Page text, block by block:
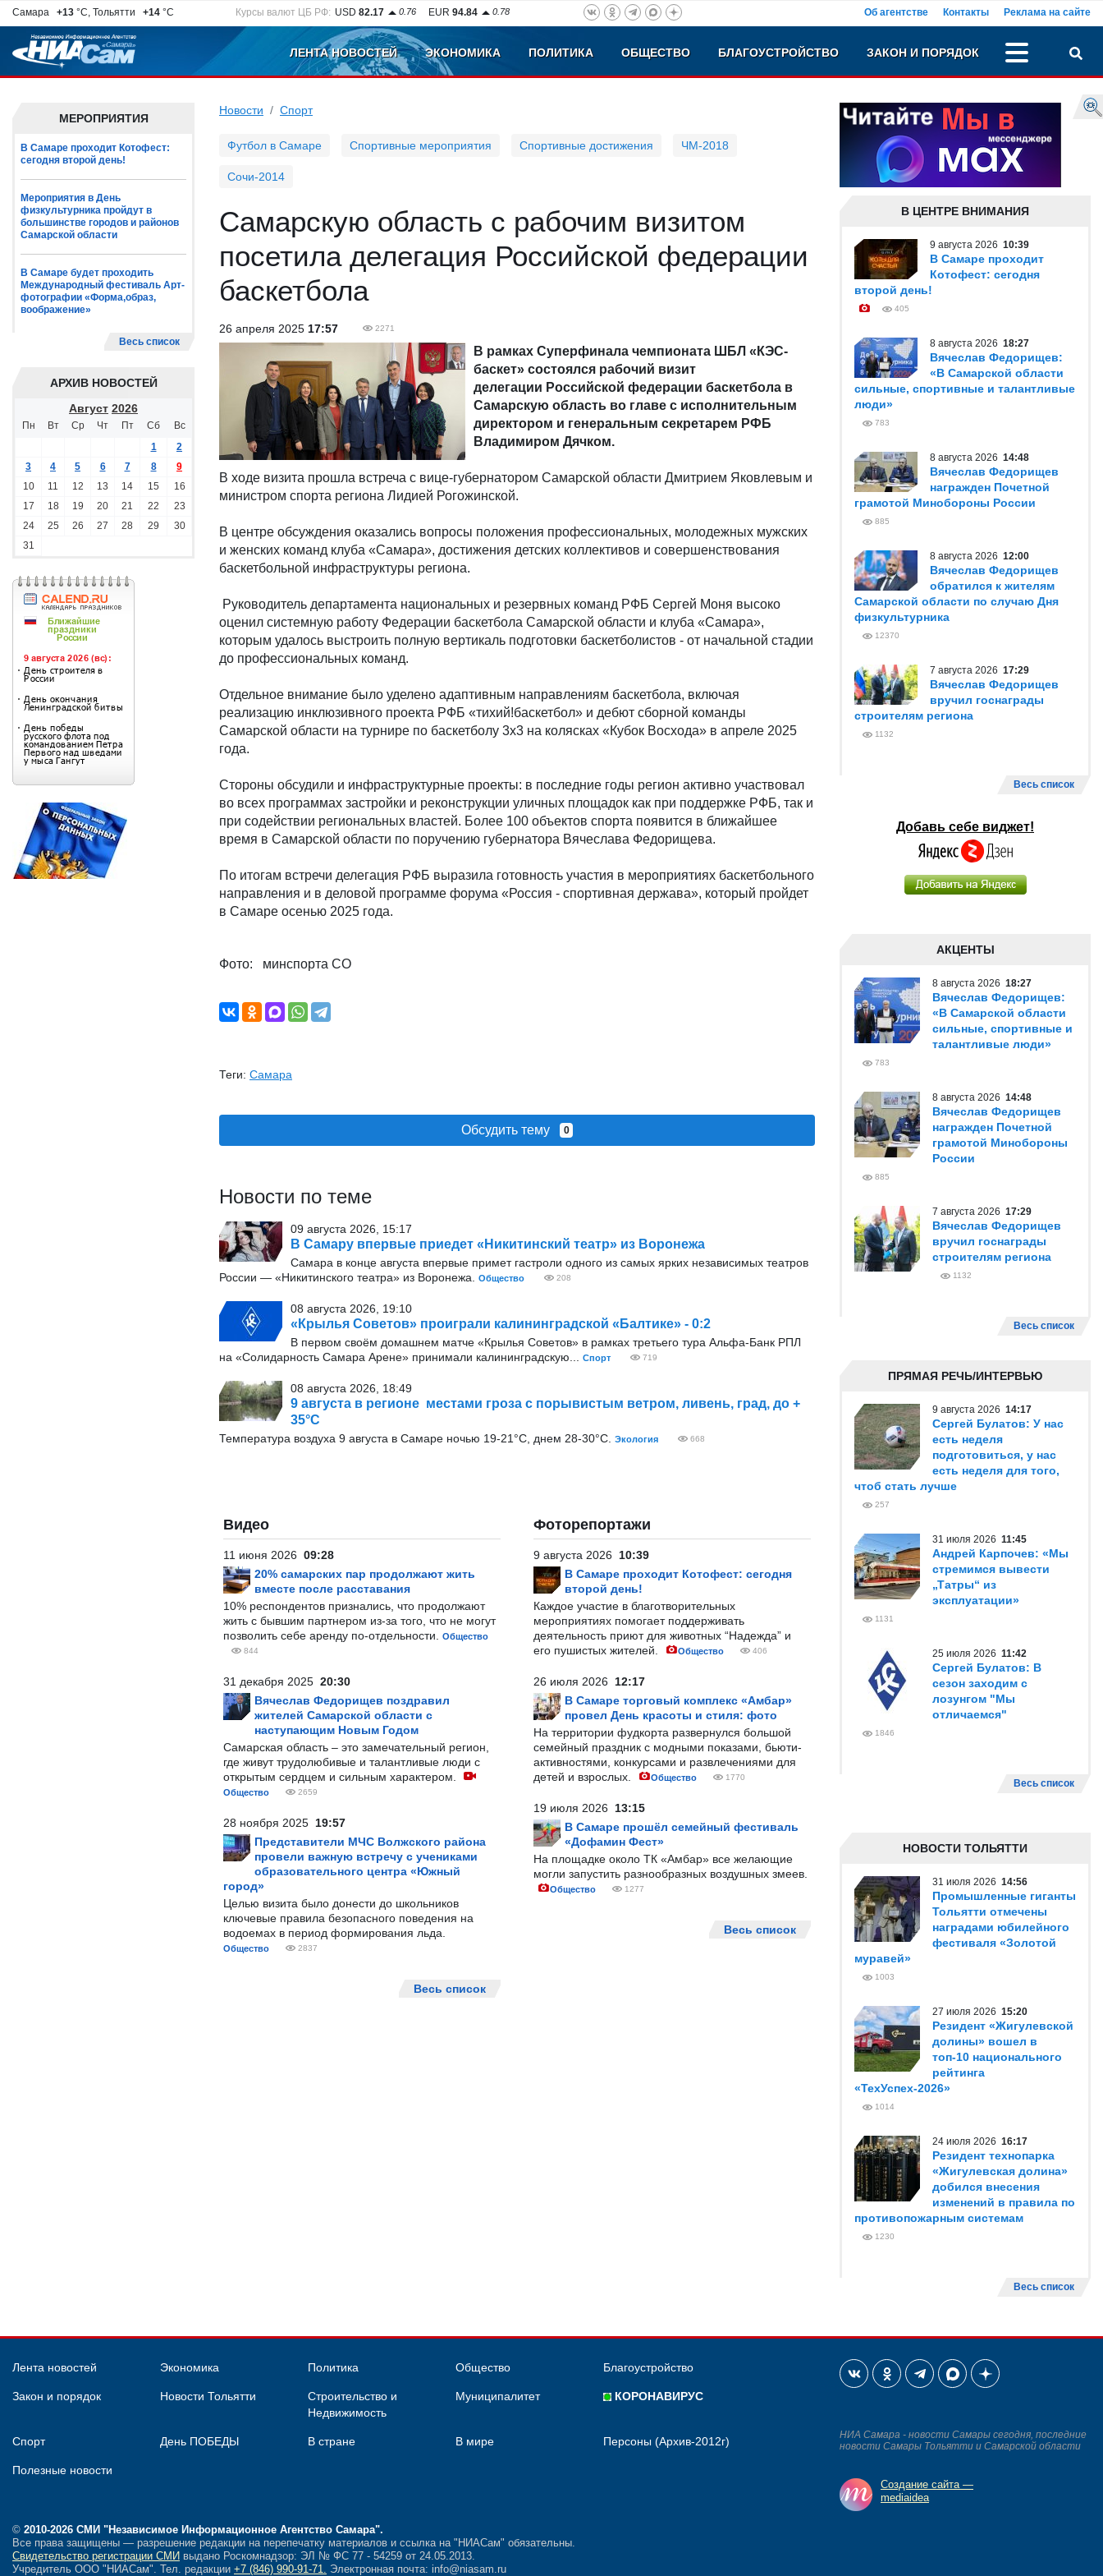
Самара +13 °C, Тольятти +14 °C Курсы валют ЦБ РФ: USD 82.17 0.76 EUR 94.84 0.78 Об агентстве Контакты Реклама на сайте
ЛЕНТА НОВОСТЕЙ ЭКОНОМИКА ПОЛИТИКА ОБЩЕСТВО БЛАГОУСТРОЙСТВО ЗАКОН И ПОРЯДОК
МЕРОПРИЯТИЯ
В Самаре проходит Котофест:
сегодня второй день!
Мероприятия в День
физкультурника пройдут в
большинстве городов и районов
Самарской области
В Самаре будет проходить
Международный фестиваль Арт-
фотографии «Форма,образ,
воображение»
Весь список
АРХИВ НОВОСТЕЙ
Август 2026
Пн Вт Ср Чт Пт Сб
Вс
1
2
3
4 5 6 7 8
9
10
11 12 13 14 15
16
17
18 19 20 21 22
23
24
25 26 27 28 29
30
31
Новости Спорт
Футбол в Самаре Спортивные мероприятия Спортивные достижения ЧМ-2018
Сочи-2014
Самарскую область с рабочим визитом
посетила делегация Российской федерации
баскетбола
26 апреля 2025 17:57 2271
В рамках Суперфинала чемпионата ШБЛ «КЭС-
баскет» состоялся рабочий визит
делегации Российской федерации баскетбола в
Самарскую область во главе с исполнительным
директором и генеральным секретарем РФБ
Владимиром Дячком.
В ходе визита прошла встреча с вице-губернатором Самарской области Дмитрием Яковлевым и
министром спорта региона Лидией Рогожинской.
В центре обсуждения оказались вопросы положения профессиональных, молодежных мужских
и женских команд клуба «Самара», достижения детских коллективов и совершенствования
баскетбольной инфраструктуры региона.
Руководитель департамента национальных и резервных команд РФБ Сергей Моня высоко
оценил системную работу Федерации баскетбола Самарской области и клуба «Самара»,
которым удалось выстроить полную вертикаль подготовки баскетболистов - от начальной стадии
до профессиональных команд.
Отдельное внимание было уделено адаптивным направлениям баскетбола, включая
реализацию инклюзивного проекта РФБ «тихий!баскетбол» и дебют сборной команды
Самарской области на турнире по баскетболу 3х3 на колясках «Кубок Восхода» в апреле 2025
года.
Стороны обсудили и инфраструктурные проекты: в последние годы регион активно участвовал
во всех программах застройки и реконструкции уличных площадок как при поддержке РФБ, так и
при содействии региональных властей. Более 100 объектов спорта появится в ближайшее
время в Самарской области по поручению губернатора Вячеслава Федорищева.
По итогам встречи делегация РФБ выразила готовность участия в мероприятиях баскетбольного
направления и в деловой программе форума «Россия - спортивная держава», который пройдет
в Самаре осенью 2025 года.
Фото: минспорта СО
Теги: Самара
Обсудить тему 0
Новости по теме
09 августа 2026, 15:17
В Самару впервые приедет «Никитинский театр» из Воронежа
Самара в конце августа впервые примет гастроли одного из самых ярких независимых театров
России — «Никитинского театра» из Воронежа.
Общество 208
08 августа 2026, 19:10
«Крылья Советов» проиграли калининградской «Балтике» - 0:2
В первом своём домашнем матче «Крылья Советов» в рамках третьего тура Альфа-Банк РПЛ
на «Солидарность Самара Арене» принимали калининградскую...
Спорт 719
08 августа 2026, 18:49
9 августа в регионе местами гроза с порывистым ветром, ливень, град, до +
35°С
Температура воздуха 9 августа в Самаре ночью 19-21°С, днем 28-30°С. Экология 668
Видео
11 июня 2026 09:28
20% самарских пар продолжают жить
вместе после расставания
10% респондентов признались, что продолжают
жить с бывшим партнером из-за того, что не могут
позволить себе аренду по-отдельности.
Общество
844
31 декабря 2025 20:30
Вячеслав Федорищев поздравил
жителей Самарской области с
наступающим Новым Годом
Самарская область – это замечательный регион,
где живут трудолюбивые и талантливые люди с
открытым сердцем и сильным характером.
Общество 2659
28 ноября 2025 19:57
Представители МЧС Волжского района
провели важную встречу с учениками
образовательного центра «Южный
город»
Целью визита было донести до школьников
ключевые правила безопасного поведения на
водоемах в период формирования льда.
Общество 2837
Весь список
Фоторепортажи
9 августа 2026 10:39
В Самаре проходит Котофест: сегодня
второй день!
Каждое участие в благотворительных
мероприятиях помогает поддерживать
деятельность приют для животных “Надежда” и
его пушистых жителей.
Общество 406
26 июля 2026 12:17
В Самаре торговый комплекс «Амбар»
провел День красоты и стиля: фото
На территории фудкорта развернулся большой
семейный праздник с модными показами, бьюти-
активностями, конкурсами и развлечениями для
детей и взрослых.
Общество 1770
19 июля 2026 13:15
В Самаре прошёл семейный фестиваль
«Дофамин Фест»
На площадке около ТК «Амбар» все желающие
могли запустить разнообразных воздушных змеев.
Общество 1277
Весь список
В ЦЕНТРЕ ВНИМАНИЯ
9 августа 2026 10:39
В Самаре проходит
Котофест: сегодня
второй день!
405
8 августа 2026 18:27
Вячеслав Федорищев:
«В Самарской области
сильные, спортивные и талантливые
люди»
783
8 августа 2026 14:48
Вячеслав Федорищев
награжден Почетной
грамотой Минобороны России
885
8 августа 2026 12:00
Вячеслав Федорищев
обратился к жителям
Самарской области по случаю Дня
физкультурника
12370
7 августа 2026 17:29
Вячеслав Федорищев
вручил госнаграды
строителям региона
1132
Весь список
Добавь себе виджет!
АКЦЕНТЫ
8 августа 2026 18:27
Вячеслав Федорищев:
«В Самарской области
сильные, спортивные и
талантливые люди»
783
8 августа 2026 14:48
Вячеслав Федорищев
награжден Почетной
грамотой Минобороны
России
885
7 августа 2026 17:29
Вячеслав Федорищев
вручил госнаграды
строителям региона
1132
Весь список
ПРЯМАЯ РЕЧЬ/ИНТЕРВЬЮ
9 августа 2026 14:17
Сергей Булатов: У нас
есть неделя
подготовиться, у нас
есть неделя для того,
чтоб стать лучше
257
31 июля 2026 11:45
Андрей Карпочев: «Мы
стремимся вывести
„Татры“ из
эксплуатации»
1131
25 июля 2026 11:42
Сергей Булатов: В
сезон заходим с
лозунгом "Мы
отличаемся"
1846
Весь список
НОВОСТИ ТОЛЬЯТТИ
31 июля 2026 14:56
Промышленные гиганты
Тольятти отмечены
наградами юбилейного
фестиваля «Золотой
муравей»
1003
27 июля 2026 15:20
Резидент «Жигулевской
долины» вошел в
топ-10 национального
рейтинга
«ТехУспех-2026»
1014
24 июля 2026 16:17
Резидент технопарка
«Жигулевская долина»
добился внесения
изменений в правила по
противопожарным системам
1230
Весь список
Лента новостей Экономика Политика Общество Благоустройство
Закон и порядок Новости Тольятти
Строительство и
Недвижимость
Муниципалитет КОРОНАВИРУС
Спорт День ПОБЕДЫ В стране В мире Персоны (Архив-2012г)
Полезные новости
© 2010-2026 СМИ "Независимое Информационное Агентство Самара".
Все права защищены — разрешение редакции на перепечатку материалов и ссылка на "НИАСам" обязательны.
Свидетельство регистрации СМИ выдано Роскомнадзор: ЭЛ № ФС 77 - 54259 от 24.05.2013.
Учредитель ООО "НИАСам". Тел. редакции +7 (846) 990-91-71. Электронная почта: info@niasam.ru
НИА Самара - новости Самары сегодня, последние
новости Самары Тольятти и Самарской области
Создание сайта —
mediaidea